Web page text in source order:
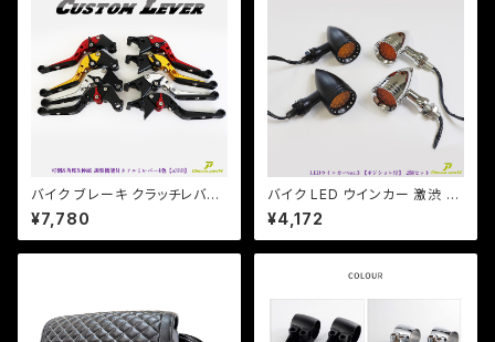
バイク ブレーキ クラッチレバー
左右セット ヤマハ カワサキ YZF
XJR ZXR ZZR 他 【a380】 可
倒&角度&伸縮 調整機能付き
¥7,780
バイク LED ウインカー 激渋 激
光 / 2個セット / 【シルバー・ブラ
ック選択】ver.3 ポジションラン
プ付 アメリカン レトロ チョッパ
¥4,172